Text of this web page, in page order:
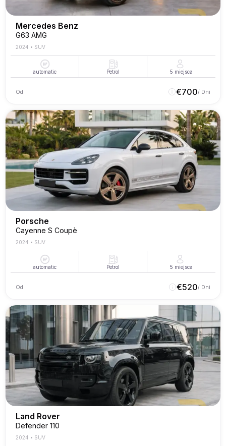
Mercedes Benz
G63 AMG
2024 • SUV
automatic Petrol 5 miejsca
Od €700/ Dni
Porsche
Cayenne S Coupè
2024 • SUV
automatic Petrol 5 miejsca
Od €520/ Dni
Land Rover
Defender 110
2024 • SUV